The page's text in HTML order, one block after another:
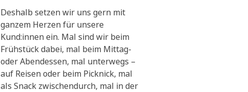
Deshalb setzen wir uns gern mit
ganzem Herzen für unsere
Kund:innen ein. Mal sind wir beim
Frühstück dabei, mal beim Mittag-
oder Abendessen, mal unterwegs –
auf Reisen oder beim Picknick, mal
als Snack zwischendurch, mal in der